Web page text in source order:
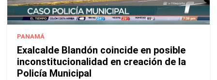
PANAMÁ
Exalcalde Blandón coincide en posible
inconstitucionalidad en creación de la
Policía Municipal